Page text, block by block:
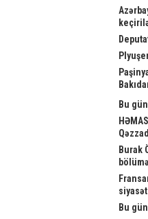
Bu
Burak
siyasət
Bu